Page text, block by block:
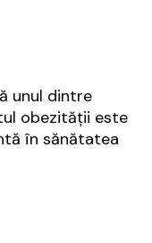
unul dintre
obezității este
în sănătatea